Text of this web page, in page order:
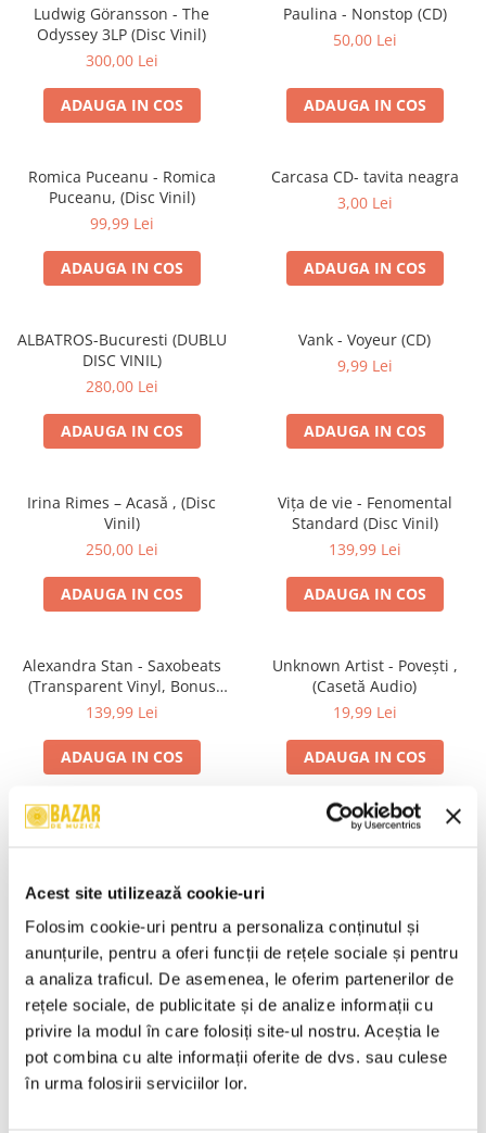
Acest site utilizează cookie-uri
Folosim cookie-uri pentru a personaliza conținutul și
anunțurile, pentru a oferi funcții de rețele sociale și pentru
a analiza traficul. De asemenea, le oferim partenerilor de
rețele sociale, de publicitate și de analize informații cu
privire la modul în care folosiți site-ul nostru. Aceștia le
pot combina cu alte informații oferite de dvs. sau culese
în urma folosirii serviciilor lor.
Viniluri Românești
Colecția Electrecord
Ludwig Göransson - The
Odyssey 3LP (Disc Vinil)
300,00 Lei
ADAUGA IN COS
Paulina - Nonstop (CD)
50,00 Lei
ADAUGA IN COS
Romica Puceanu - Romica
Puceanu, (Disc Vinil)
99,99 Lei
ADAUGA IN COS
Carcasa CD- tavita neagra
3,00 Lei
ADAUGA IN COS
ALBATROS-Bucuresti (DUBLU
DISC VINIL)
280,00 Lei
ADAUGA IN COS
Vank - Voyeur (CD)
9,99 Lei
ADAUGA IN COS
Irina Rimes – Acasă , (Disc
Vinil)
250,00 Lei
ADAUGA IN COS
Vița de vie - Fenomental
Standard (Disc Vinil)
139,99 Lei
ADAUGA IN COS
Alexandra Stan - Saxobeats
(Transparent Vinyl, Bonus
Tracks) ) (Disc Vinil)
139,99 Lei
ADAUGA IN COS
Unknown Artist - Povești ,
(Casetă Audio)
19,99 Lei
ADAUGA IN COS
Genesis - We Can't Dance,
ADAUGA IN COS
R.E.M. - Monster , (CD)
ADAUGA IN COS
Mădălina Manole - Dulce De
Tot, (CD)
99,99 Lei
ADAUGA IN COS
Taraful de la Vărbilău –
Povestea de la Vărbilău – -
Electrecord, (Disc Vinil)
189,00 Lei